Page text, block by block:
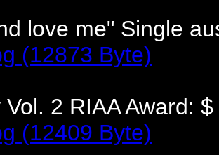
love me" Single
Vol. 2 RIAA Award: